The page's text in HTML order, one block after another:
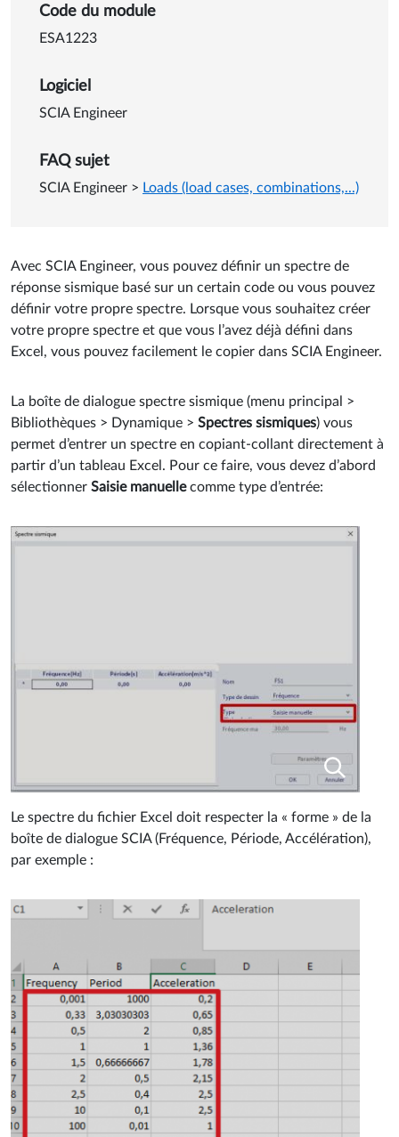
Détails sur Entrer un
Code du module
ESA1223
Logiciel
SCIA Engineer
FAQ sujet
SCIA Engineer > Loads (load cases, combinations,...)
Avec SCIA Engineer, vous pouvez définir un spectre de
réponse sismique basé sur un certain code ou vous pouvez
définir votre propre spectre. Lorsque vous souhaitez créer
votre propre spectre et que vous l’avez déjà défini dans
Excel, vous pouvez facilement le copier dans SCIA Engineer.
La boîte de dialogue spectre sismique (menu principal >
Bibliothèques > Dynamique > Spectres sismiques) vous
permet d’entrer un spectre en copiant-collant directement à
partir d’un tableau Excel. Pour ce faire, vous devez d’abord
sélectionner Saisie manuellecomme type d’entrée:
Le spectre du fichier Excel doit respecter la « forme » de la
boîte de dialogue SCIA (Fréquence, Période, Accélération),
par exemple :